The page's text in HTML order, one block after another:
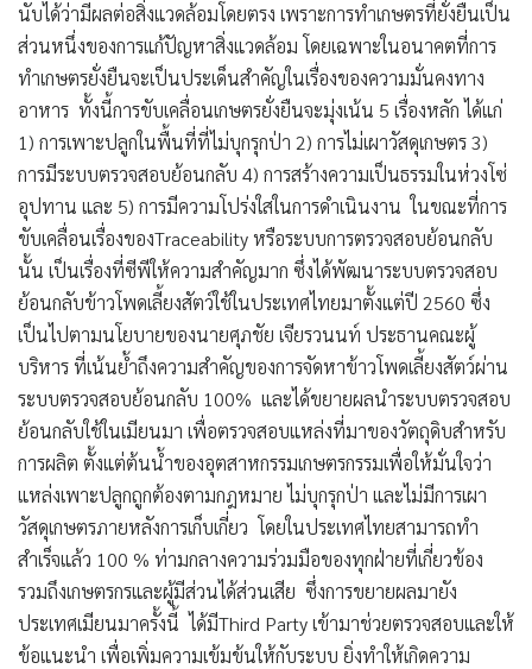
นับได้ว่ามีผลต่อสิ่งแวดล้อมโดยตรง เพราะการทำเกษตรที่ยั่งยืนเป็น
ส่วนหนึ่งของการแก้ปัญหาสิ่งแวดล้อม โดยเฉพาะในอนาคตที่การ
ทำเกษตรยั่งยืนจะเป็นประเด็นสำคัญในเรื่องของความมั่นคงทาง
อาหาร ทั้งนี้การขับเคลื่อนเกษตรยั่งยืนจะมุ่งเน้น 5 เรื่องหลัก ได้แก่
1) การเพาะปลูกในพื้นที่ที่ไม่บุกรุกป่า 2) การไม่เผาวัสดุเกษตร 3)
การมีระบบตรวจสอบย้อนกลับ 4) การสร้างความเป็นธรรมในห่วงโซ่
อุปทาน และ 5) การมีความโปร่งใสในการดำเนินงาน ในขณะที่การ
ขับเคลื่อนเรื่องของTraceability หรือระบบการตรวจสอบย้อนกลับ
นั้น เป็นเรื่องที่ซีพีให้ความสำคัญมาก ซึ่งได้พัฒนาระบบตรวจสอบ
ย้อนกลับข้าวโพดเลี้ยงสัตว์ใช้ในประเทศไทยมาตั้งแต่ปี 2560 ซึ่ง
เป็นไปตามนโยบายของนายศุภชัย เจียรวนนท์ ประธานคณะผู้
บริหาร ที่เน้นย้ำถึงความสำคัญของการจัดหาข้าวโพดเลี้ยงสัตว์ผ่าน
ระบบตรวจสอบย้อนกลับ 100% และได้ขยายผลนำระบบตรวจสอบ
ย้อนกลับใช้ในเมียนมา เพื่อตรวจสอบแหล่งที่มาของวัตถุดิบสำหรับ
การผลิต ตั้งแต่ต้นน้ำของอุตสาหกรรมเกษตรกรรมเพื่อให้มั่นใจว่า
แหล่งเพาะปลูกถูกต้องตามกฎหมาย ไม่บุกรุกป่า และไม่มีการเผา
วัสดุเกษตรภายหลังการเก็บเกี่ยว โดยในประเทศไทยสามารถทำ
สำเร็จแล้ว 100 % ท่ามกลางความร่วมมือของทุกฝ่ายที่เกี่ยวข้อง
รวมถึงเกษตรกรและผู้มีส่วนได้ส่วนเสีย ซึ่งการขยายผลมายัง
ประเทศเมียนมาครั้งนี้ ได้มีThird Party เข้ามาช่วยตรวจสอบและให้
ข้อแนะนำ เพื่อเพิ่มความเข้มข้นให้กับระบบ ยิ่งทำให้เกิดความ